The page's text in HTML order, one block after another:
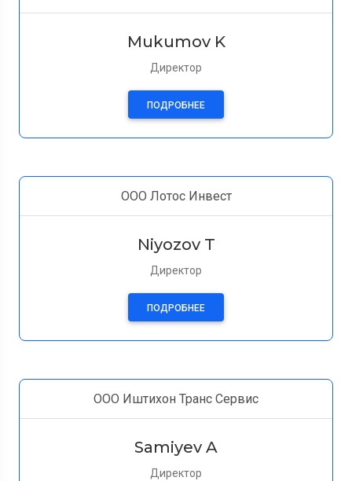
Mukumov K
Директор
ПОДРОБНЕЕ
ООО Лотос Инвест
Niyozov T
Директор
ПОДРОБНЕЕ
ООО Иштихон Транс Сервис
Samiyev A
Директор